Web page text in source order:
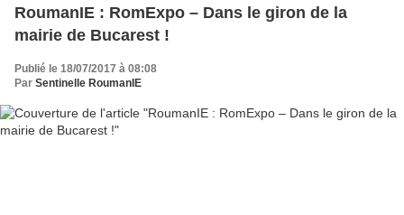
RoumanIE : RomExpo – Dans le giron de la
mairie de Bucarest !
Publié le 18/07/2017 à 08:08
Par Sentinelle RoumanIE